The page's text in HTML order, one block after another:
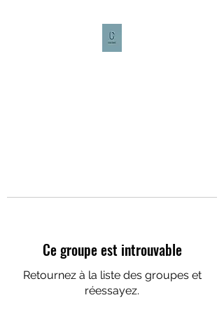
Ce groupe est introuvable
Retournez à la liste des groupes et
réessayez.